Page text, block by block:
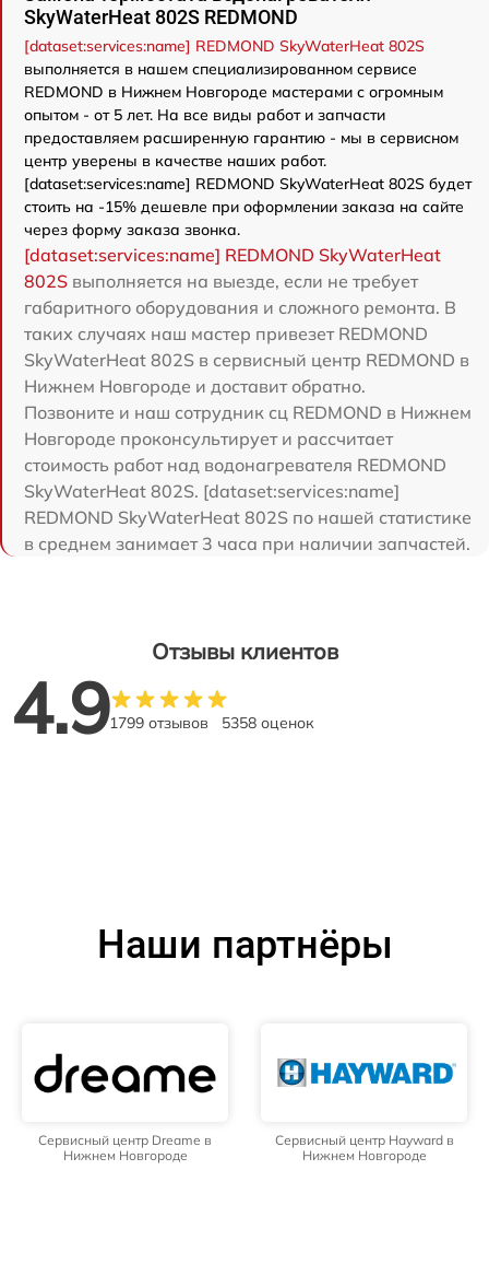
SkyWaterHeat 802S REDMOND
[dataset:services:name] REDMOND SkyWaterHeat 802S
выполняется в нашем специализированном сервисе
REDMOND в Нижнем Новгороде мастерами с огромным
опытом - от 5 лет. На все виды работ и запчасти
предоставляем расширенную гарантию - мы в сервисном
центр уверены в качестве наших работ.
[dataset:services:name] REDMOND SkyWaterHeat 802S будет
стоить на -15% дешевле при оформлении заказа на сайте
через форму заказа звонка.
[dataset:services:name] REDMOND SkyWaterHeat
802S выполняется на выезде, если не требует
габаритного оборудования и сложного ремонта. В
таких случаях наш мастер привезет REDMOND
SkyWaterHeat 802S в сервисный центр REDMOND в
Нижнем Новгороде и доставит обратно.
Позвоните и наш сотрудник сц REDMOND в Нижнем
Новгороде проконсультирует и рассчитает
стоимость работ над водонагревателя REDMOND
SkyWaterHeat 802S. [dataset:services:name]
REDMOND SkyWaterHeat 802S по нашей статистике
в среднем занимает 3 часа при наличии запчастей.
Отзывы клиентов
4.91799 отзывов 5358 оценок
Наши партнёры
Сервисный центр Dreame в
Нижнем Новгороде
Сервисный центр Hayward в
Нижнем Новгороде